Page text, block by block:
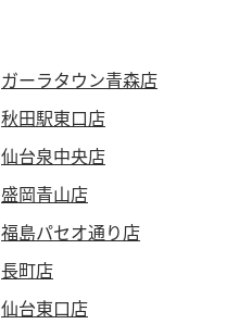
ガーラタウン青森店
秋田駅東口店
仙台泉中央店
盛岡青山店
福島パセオ通り店
長町店
仙台東口店